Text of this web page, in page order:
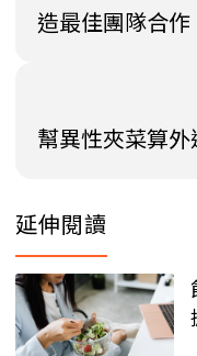
造最佳團隊合作
幫異性夾菜算
延伸閱讀